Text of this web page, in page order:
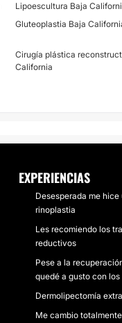
Lipoescultura Baja
Gluteoplastia Baja
Cirugía plástica
California
EXPERIENCIAS
Desesperada me hice
rinoplastia
Les recomiendo los
reductivos
Pese a la
quedé a gusto con
Dermolipectomía
Me cambio